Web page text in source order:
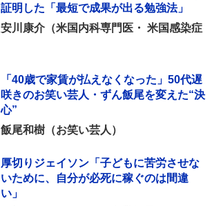
証明した「最短で成果が出る勉強法」
安川康介（米国内科専門医・ 米国感染症
「40歳で家賃が払えなくなった」50代遅
咲きのお笑い芸人・ずん飯尾を変えた“決
心”
飯尾和樹（お笑い芸人）
厚切りジェイソン「子どもに苦労させな
いために、自分が必死に稼ぐのは間違
い」